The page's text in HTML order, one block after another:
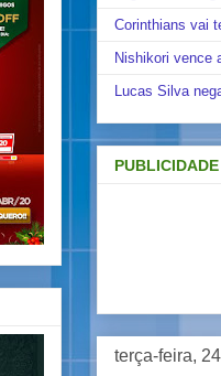
Corinthians vai
Nishikori vence
Lucas Silva
PUBLICIDADE
terça-feira,